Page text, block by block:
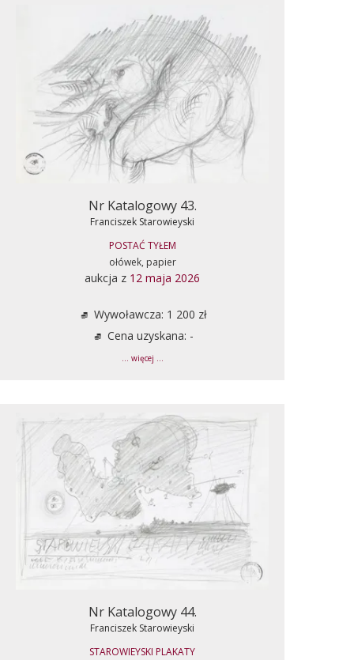
Nr Katalogowy 43.
Franciszek Starowieyski
POSTAĆ TYŁEM
ołówek, papier
aukcja z 12 maja 2026
Wywoławcza: 1 200 zł
Cena uzyskana: -
... więcej ...
Nr Katalogowy 44.
Franciszek Starowieyski
STAROWIEYSKI PLAKATY